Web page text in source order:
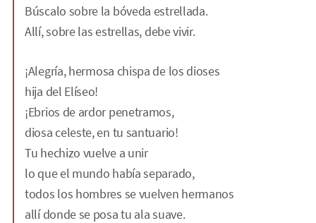
Búscalo sobre la bóveda estrellada.
Allí, sobre las estrellas, debe vivir.
¡Alegría, hermosa chispa de los dioses
hija del Elíseo!
¡Ebrios de ardor penetramos,
diosa celeste, en tu santuario!
Tu hechizo vuelve a unir
lo que el mundo había separado,
todos los hombres se vuelven hermanos
allí donde se posa tu ala suave.